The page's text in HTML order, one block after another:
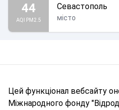
44
AQI PM2.5
Севастополь
місто
Цей функціонал вебсайту
Міжнародного фонду